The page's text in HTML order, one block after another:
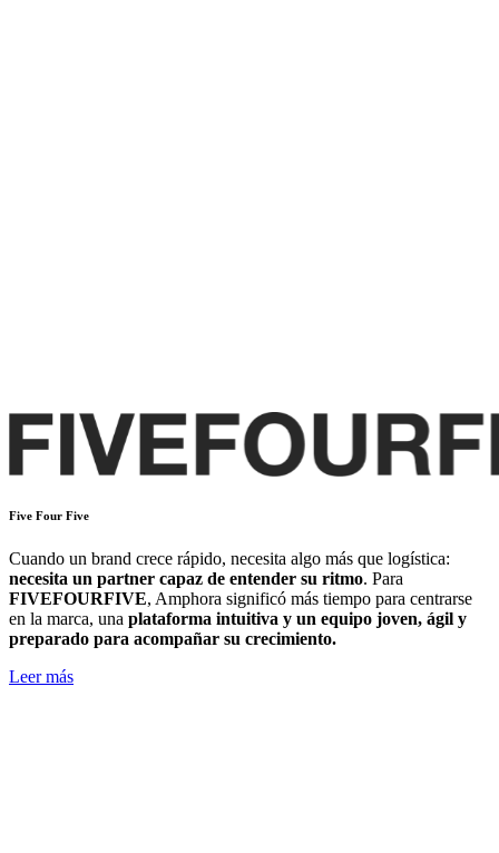
Five Four Five
Cuando un brand crece rápido, necesita algo más que logística:
necesita un partner capaz de entender su ritmo. Para
FIVEFOURFIVE, Amphora significó más tiempo para centrarse
en la marca, una plataforma intuitiva y un equipo joven, ágil y
preparado para acompañar su crecimiento.
Leer más